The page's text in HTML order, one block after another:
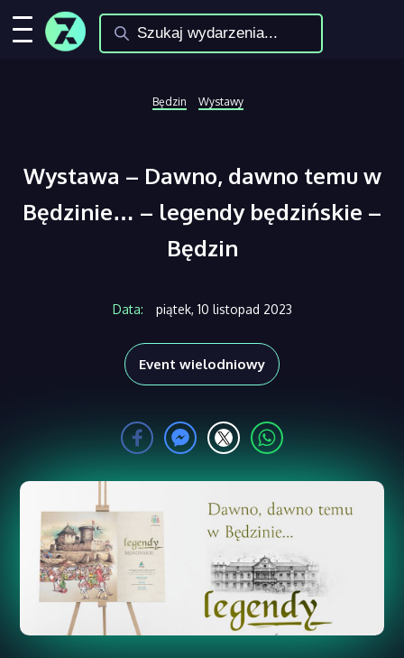
Będzin Wystawy
Wystawa – Dawno, dawno temu w
Będzinie… – legendy będzińskie –
Będzin
Data: piątek, 10 listopad 2023
Event wielodniowy